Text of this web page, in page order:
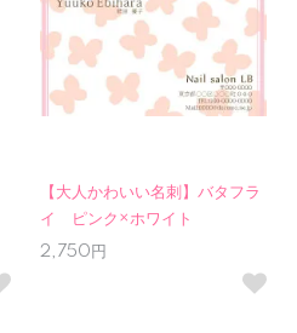
【大人かわいい名刺】バタフラ
イ ピンク×ホワイト
2,750円